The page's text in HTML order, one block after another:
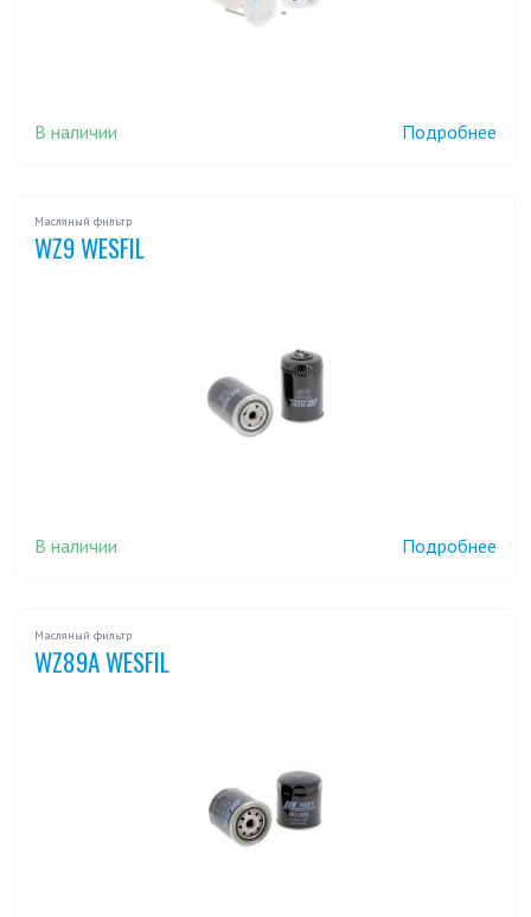
В наличии Подробнее
Масляный фильтр
WZ9 WESFIL
В наличии Подробнее
Масляный фильтр
WZ89A WESFIL